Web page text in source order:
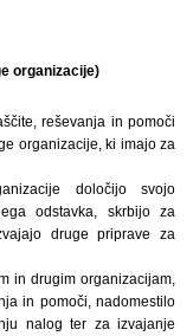
organizacije)
reševanja in pomoči
organizacije, ki imajo za
določijo svojo
odstavka, skrbijo za
druge priprave za
in drugim organizacijam,
in pomoči, nadomestilo
nalog ter za izvajanje